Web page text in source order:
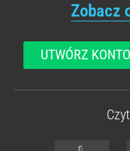
Zobacz
UTWÓRZ KONTO